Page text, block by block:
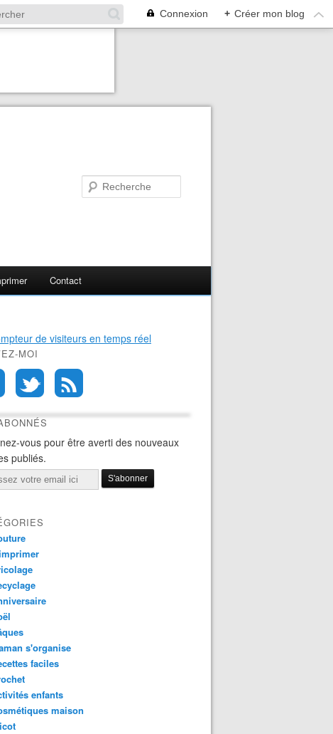
Connexion + Créer mon blog
Contact
MOI
vous pour être averti des nouveaux
publiés.
s'organise
faciles
enfants
maison